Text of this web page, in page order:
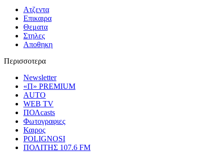
Ατζεντα
Επικαιρα
Θεματα
Στηλες
Αποθηκη
Περισσοτερα
Newsletter
«Π» PREMIUM
AUTO
WEB TV
ΠΟΛcasts
Φωτογραφιες
Καιρος
POLIGNOSI
ΠΟΛΙΤΗΣ 107.6 FM